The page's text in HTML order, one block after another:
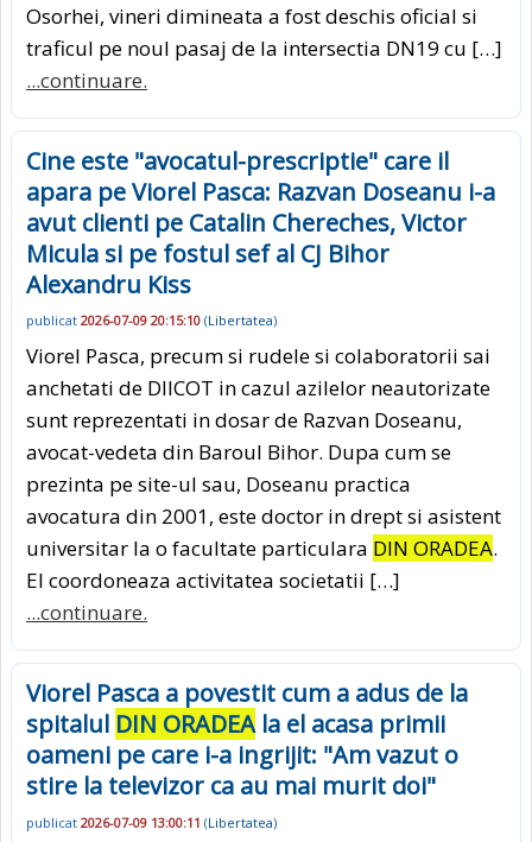
Osorhei, vineri dimineata a fost deschis oficial si
traficul pe noul pasaj de la intersectia DN19 cu […]
...continuare.
Cine este "avocatul-prescriptie" care il
apara pe Viorel Pasca: Razvan Doseanu i-a
avut clienti pe Catalin Chereches, Victor
Micula si pe fostul sef al CJ Bihor
Alexandru Kiss
publicat 2026-07-09 20:15:10 (Libertatea)
Viorel Pasca, precum si rudele si colaboratorii sai
anchetati de DIICOT in cazul azilelor neautorizate
sunt reprezentati in dosar de Razvan Doseanu,
avocat-vedeta din Baroul Bihor. Dupa cum se
prezinta pe site-ul sau, Doseanu practica
avocatura din 2001, este doctor in drept si asistent
universitar la o facultate particulara DIN ORADEA.
El coordoneaza activitatea societatii […]
...continuare.
Viorel Pasca a povestit cum a adus de la
spitalul DIN ORADEAla el acasa primii
oameni pe care i-a ingrijit: "Am vazut o
stire la televizor ca au mai murit doi"
publicat 2026-07-09 13:00:11 (Libertatea)